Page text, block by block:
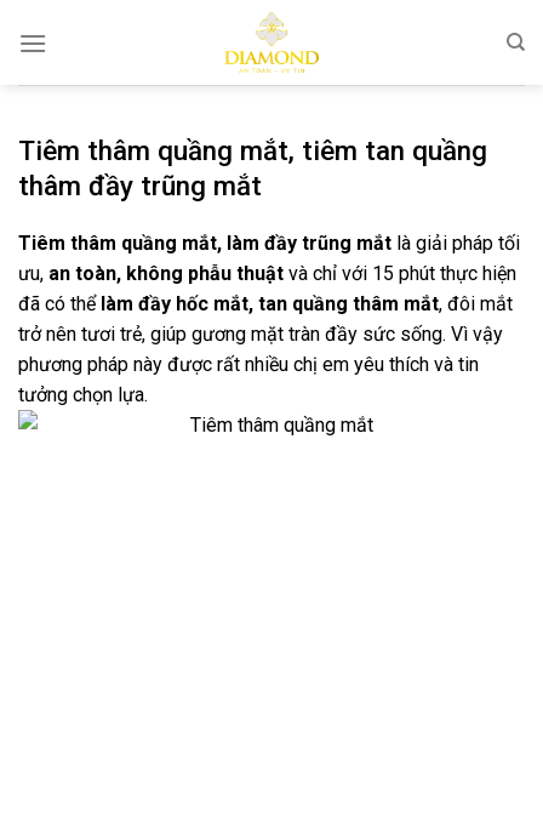
qua
Tiêm thâm quầng mắt, tiêm tan quầng
thâm đầy trũng mắt
Tiêm thâm quầng mắt, làm đầy trũng mắt là giải pháp tối
ưu, an toàn, không phẫu thuật và chỉ với 15 phút thực hiện
đã có thể làm đầy hốc mắt, tan quầng thâm mắt, đôi mắt
trở nên tươi trẻ, giúp gương mặt tràn đầy sức sống. Vì vậy
phương pháp này được rất nhiều chị em yêu thích và tin
tưởng chọn lựa.